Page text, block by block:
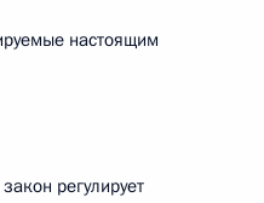
настоящим
регулирует